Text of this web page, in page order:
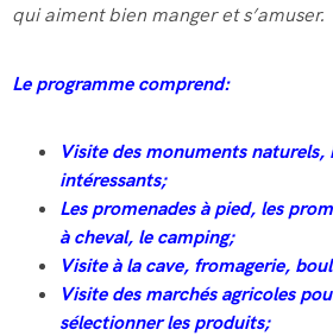
qui aiment bien manger et s’amuser.
Le programme comprend:
Visite desmonumentsnaturels,
intéressants;
Lespromenades à pied, les
àcheval, lecamping;
Visiteà la cave, fromagerie,
Visite desmarchésagricoles
sélectionnerles produits;